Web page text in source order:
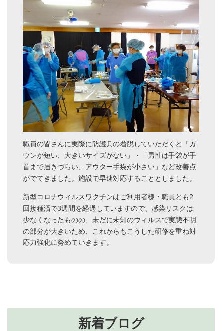
職員の皆さんに実際に防護具の着脱していただくと「ガ
ウンが短い、大きいサイズがない」・「男性は手袋が手
首まで届きづらい、アウター手袋が小さい」など改善点
がでてきました。施設で早速対応することとしました。
新型コロナウィルスワクチンはご利用者様・職員とも2
回接種済で3週間を経過していますので、感染リスクは
少なくなったものの、未だに未知のウィルスで実態不明
の部分が大きいため、これからもこうした研修を重ね対
応力強化に努めていきます。
新着ブログ